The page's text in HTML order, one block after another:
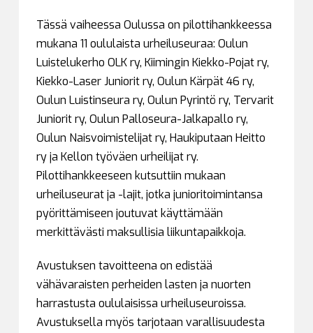
Tässä vaiheessa Oulussa on pilottihankkeessa
mukana 11 oululaista urheiluseuraa: Oulun
Luistelukerho OLK ry, Kiimingin Kiekko-Pojat ry,
Kiekko-Laser Juniorit ry, Oulun Kärpät 46 ry,
Oulun Luistinseura ry, Oulun Pyrintö ry, Tervarit
Juniorit ry, Oulun Palloseura-Jalkapallo ry,
Oulun Naisvoimistelijat ry, Haukiputaan Heitto
ry ja Kellon työväen urheilijat ry.
Pilottihankkeeseen kutsuttiin mukaan
urheiluseurat ja -lajit, jotka junioritoimintansa
pyörittämiseen joutuvat käyttämään
merkittävästi maksullisia liikuntapaikkoja.
Avustuksen tavoitteena on edistää
vähävaraisten perheiden lasten ja nuorten
harrastusta oululaisissa urheiluseuroissa.
Avustuksella myös tarjotaan varallisuudesta